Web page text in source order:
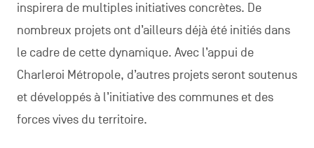
inspirera de multiples initiatives concrètes. De
nombreux projets ont d’ailleurs déjà été initiés dans
le cadre de cette dynamique. Avec l’appui de
Charleroi Métropole, d’autres projets seront soutenus
et développés à l’initiative des communes et des
forces vives du territoire.